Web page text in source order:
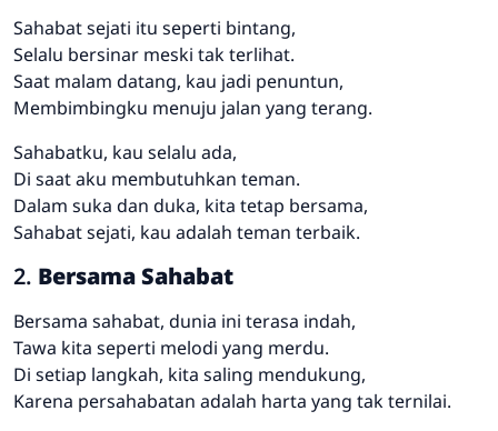
Sahabat sejati itu seperti bintang,
Selalu bersinar meski tak terlihat.
Saat malam datang, kau jadi penuntun,
Membimbingku menuju jalan yang terang.
Sahabatku, kau selalu ada,
Di saat aku membutuhkan teman.
Dalam suka dan duka, kita tetap bersama,
Sahabat sejati, kau adalah teman terbaik.
2. Bersama Sahabat
Bersama sahabat, dunia ini terasa indah,
Tawa kita seperti melodi yang merdu.
Di setiap langkah, kita saling mendukung,
Karena persahabatan adalah harta yang tak ternilai.